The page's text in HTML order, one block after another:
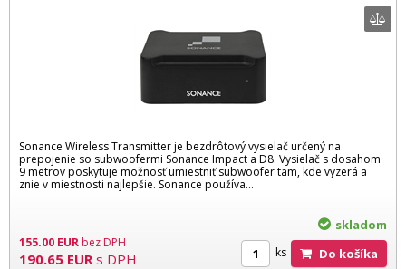
Sonance Wireless Transmitter je bezdrôtový vysielač určený na
prepojenie so subwoofermi Sonance Impact a D8. Vysielač s dosahom
9 metrov poskytuje možnosť umiestniť subwoofer tam, kde vyzerá a
znie v miestnosti najlepšie. Sonance používa...
155.00 EURbez DPH
190.65 EUR s DPH
skladom
ks Do košíka